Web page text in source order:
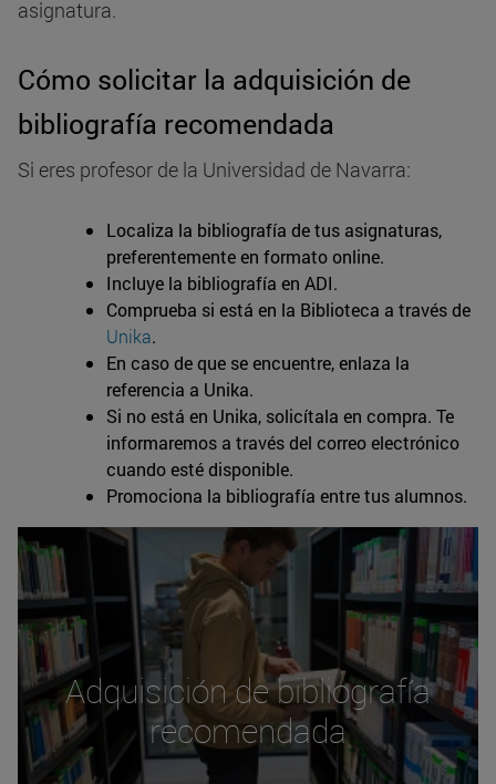
asignatura.
Cómo solicitar la adquisición de
bibliografía recomendada
Si eres profesor de la Universidad de Navarra:
Localiza la bibliografía de tus asignaturas,
preferentemente en formato online.
Incluye la bibliografía en ADI.
Comprueba si está en la Biblioteca a través de
Unika.
En caso de que se encuentre, enlaza la
referencia a Unika.
Si no está en Unika, solicítala en compra. Te
informaremos a través del correo electrónico
cuando esté disponible.
Promociona la bibliografía entre tus alumnos.
Adquisición de bibliografía
recomendada